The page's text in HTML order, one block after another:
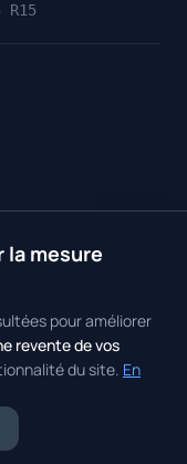
R15
Légales
la mesure
pour améliorer
revente de vos
du site. En